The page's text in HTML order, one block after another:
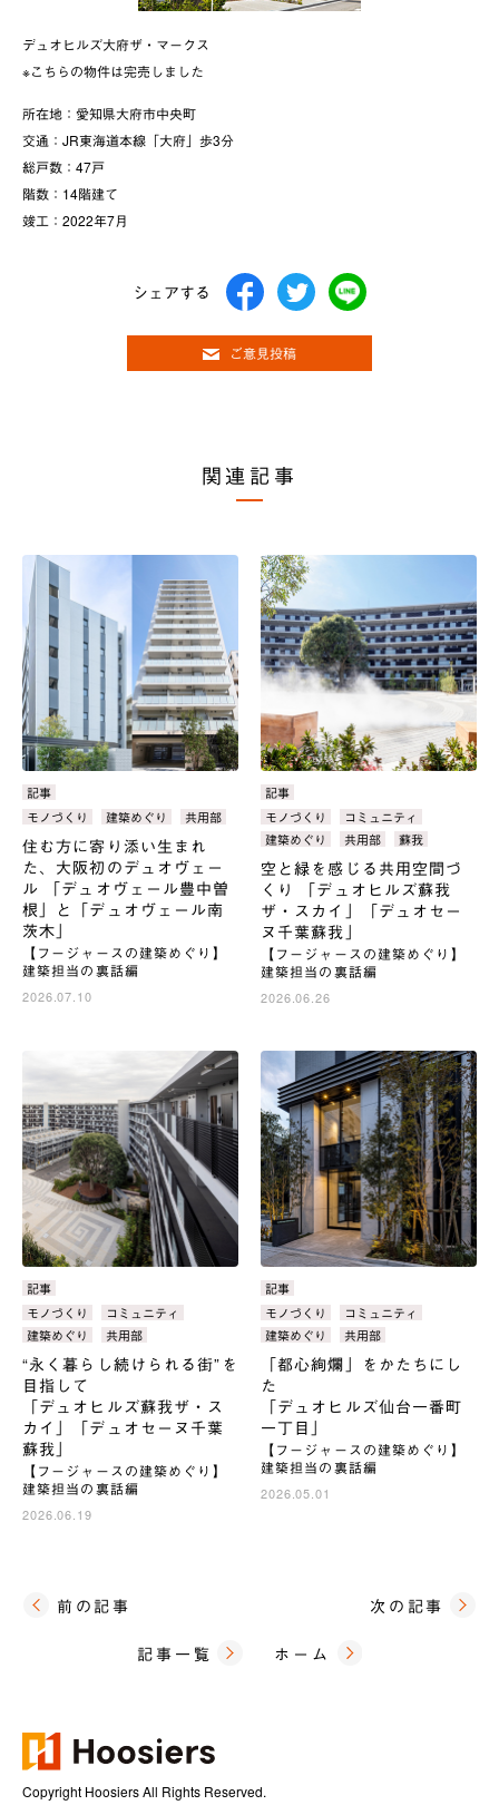
デュオヒルズ大府ザ・マークス
※こちらの物件は完売しました
所在地：愛知県大府市中央町
交通：JR東海道本線「大府」歩3分
総戸数：47戸
階数：14階建て
竣工：2022年7月
シェアする
ご意見投稿
関連記事
カ
テ
ゴ
リ：
記事
タ
モノづくり 建築めぐり 共用部
住む方に寄り添い生まれ
た、大阪初のデュオヴェー
ル 「デュオヴェール豊中曽
根」と「デュオヴェール南
茨木」
【フージャースの建築めぐり】
建築担当の裏話編
2026.07.10
カ
テ
ゴ
リ：
記事
タ
グ：
モノづくり
コミュニティ
建築めぐり
共用部 蘇我
空と緑を感じる共用空間づ
くり 「デュオヒルズ蘇我
ザ・スカイ」「デュオセー
ヌ千葉蘇我」
【フージャースの建築めぐり】
建築担当の裏話編
2026.06.26
カ
テ
ゴ
リ：
記事
タ
グ：
モノづくり
コミュニティ
建築めぐり
共用部
“永く暮らし続けられる街”を
目指して
「デュオヒルズ蘇我ザ・ス
カイ」「デュオセーヌ千葉
蘇我」
【フージャースの建築めぐり】
建築担当の裏話編
2026.06.19
カ
テ
ゴ
リ：
記事
タ
グ：
モノづくり
コミュニティ
建築めぐり
共用部
「都心絢爛」をかたちにし
た
「デュオヒルズ仙台一番町
一丁目」
【フージャースの建築めぐり】
建築担当の裏話編
2026.05.01
前の記事
記事一覧 ホーム
次の記事
Copyright Hoosiers All Rights Reserved.